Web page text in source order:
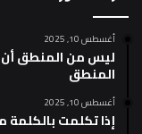
أغسطس 10, 2025
ليس من المنطق أن
المنطق
أغسطس 10, 2025
إذا تكلمت بالكلمة